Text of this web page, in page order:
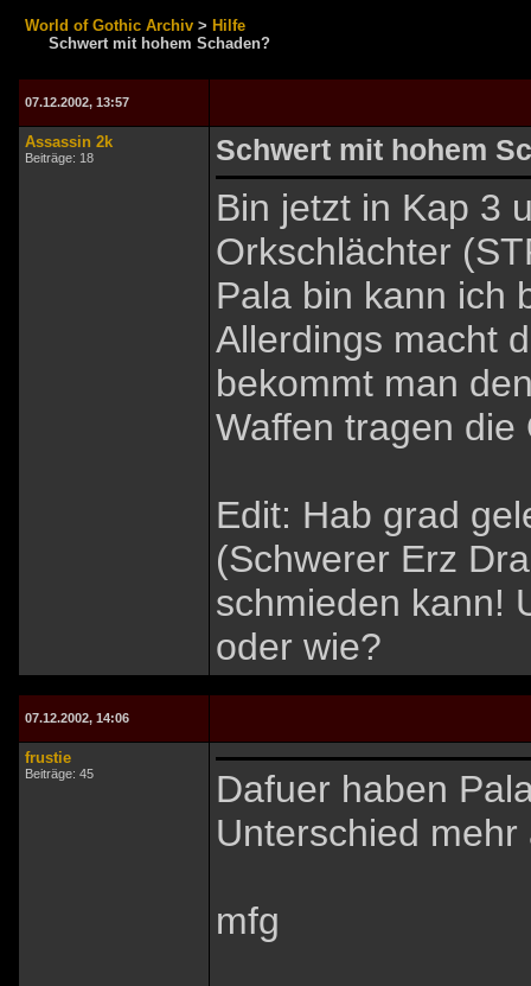
World of Gothic Archiv > Hilfe
Schwert mit hohem Schaden?
07.12.2002, 13:57
Assassin 2k
Beiträge: 18 Schwert mit hohem
Bin jetzt in Kap 3
Orkschlächter
Pala bin kann ich
Allerdings macht
bekommt man
Waffen tragen die
Edit: Hab grad
(Schwerer Erz
schmieden kann!
oder wie?
07.12.2002, 14:06
frustie
Beiträge: 45
Dafuer haben
Unterschied mehr
mfg